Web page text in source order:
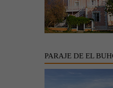
PARAJE DE EL